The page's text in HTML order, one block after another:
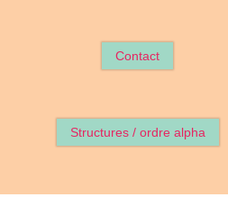
Contact
Structures / ordre alpha